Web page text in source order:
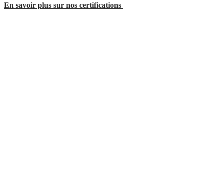
En savoir plus sur nos certifications